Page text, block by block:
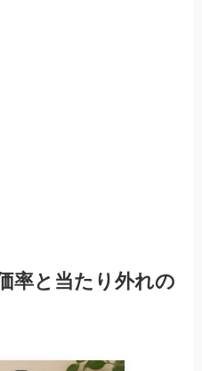
率と当たり外れの